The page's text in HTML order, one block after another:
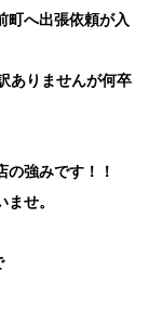
町へ出張依頼が入
ありませんが何卒
強みです！！
せ。